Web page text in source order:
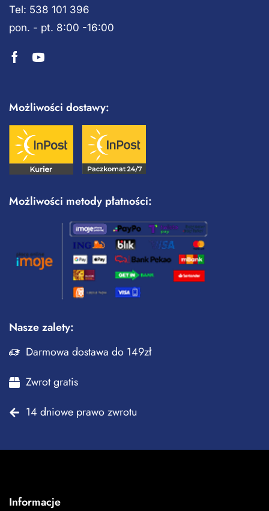
Tel: 538 101 396
pon. - pt. 8:00 -16:00
Możliwości dostawy:
Możliwości metody płatności:
Nasze zalety:
Darmowa dostawa do 149zł
Zwrot gratis
14 dniowe prawo zwrotu
Informacje